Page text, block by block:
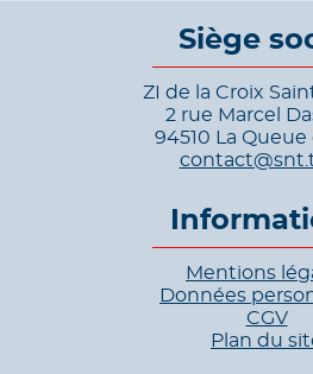
Siège
ZI de la Croix
2 rue Marcel
94510 La Queue
Mentions
Données
CGV
Plan du